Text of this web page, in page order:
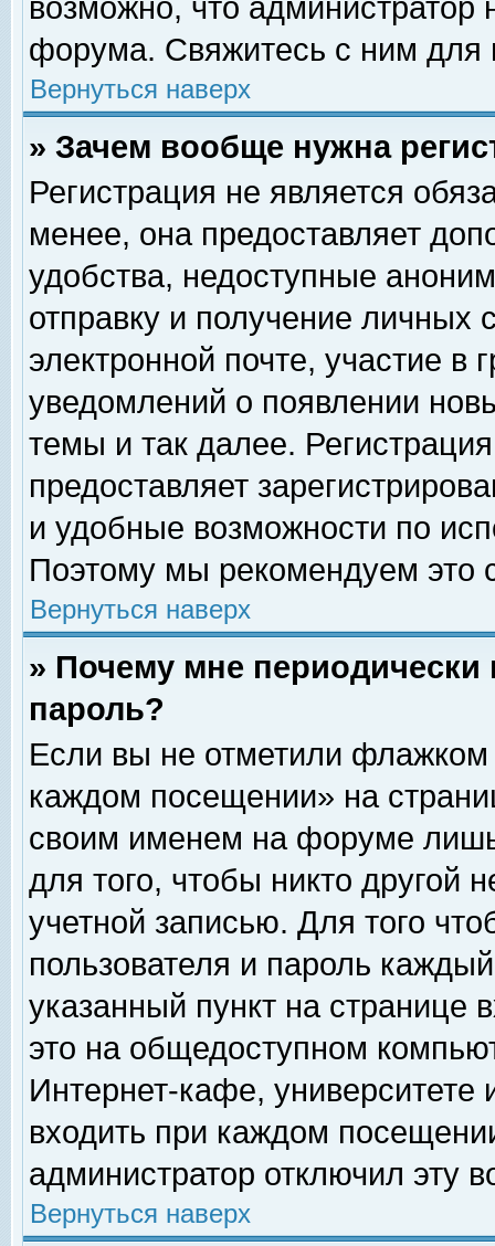
возможно, что
форума. Свяжитесь с ним для
Вернуться наверх
» Зачем вообще нужна
Регистрация не является
менее, она предоставляет
удобства, недоступные
отправку и получение личных
электронной почте, участие в
уведомлений о появлении
темы и так далее.
предоставляет
и удобные возможности по
Поэтому мы рекомендуем это
Вернуться наверх
» Почему мне
пароль?
Если вы не отметили флажком
каждом посещении» на
своим именем на форуме
для того, чтобы никто другой
учетной записью. Для того
пользователя и пароль
указанный пункт на
это на общедоступном
Интернет-кафе, университете
входить при каждом
администратор отключил эту
Вернуться наверх